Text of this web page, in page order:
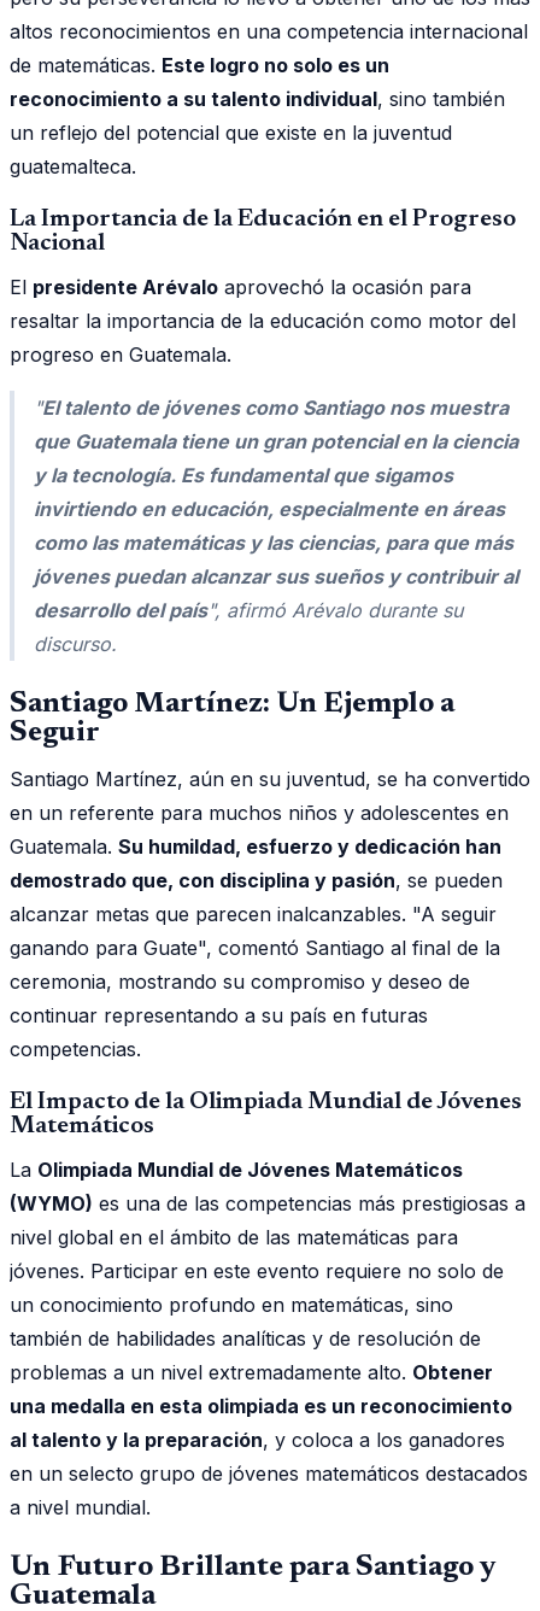
altos reconocimientos en una competencia internacional
de matemáticas. Este logro no solo es un
reconocimiento a su talento individual, sino también
un reflejo del potencial que existe en la juventud
guatemalteca.
La Importancia de la Educación en el Progreso
Nacional
El presidente Arévalo aprovechó la ocasión para
resaltar la importancia de la educación como motor del
progreso en Guatemala.
"El talento de jóvenes como Santiago nos muestra
que Guatemala tiene un gran potencial en la ciencia
y la tecnología. Es fundamental que sigamos
invirtiendo en educación, especialmente en áreas
como las matemáticas y las ciencias, para que más
jóvenes puedan alcanzar sus sueños y contribuir al
desarrollo del país", afirmó Arévalo durante su
discurso.
Santiago Martínez: Un Ejemplo a
Seguir
Santiago Martínez, aún en su juventud, se ha convertido
en un referente para muchos niños y adolescentes en
Guatemala. Su humildad, esfuerzo y dedicación han
demostrado que, con disciplina y pasión, se pueden
alcanzar metas que parecen inalcanzables. "A seguir
ganando para Guate", comentó Santiago al final de la
ceremonia, mostrando su compromiso y deseo de
continuar representando a su país en futuras
competencias.
El Impacto de la Olimpiada Mundial de Jóvenes
Matemáticos
La Olimpiada Mundial de Jóvenes Matemáticos
(WYMO) es una de las competencias más prestigiosas a
nivel global en el ámbito de las matemáticas para
jóvenes. Participar en este evento requiere no solo de
un conocimiento profundo en matemáticas, sino
también de habilidades analíticas y de resolución de
problemas a un nivel extremadamente alto. Obtener
una medalla en esta olimpiada es un reconocimiento
al talento y la preparación, y coloca a los ganadores
en un selecto grupo de jóvenes matemáticos destacados
a nivel mundial.
Un Futuro Brillante para Santiago y
Guatemala